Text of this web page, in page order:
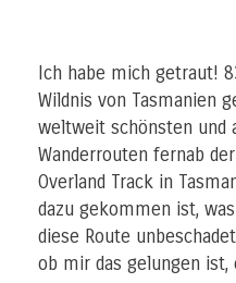
Ich habe mich getraut!
Wildnis von Tasmanien
weltweit schönsten und
Wanderrouten fernab
Overland Track in
dazu gekommen ist,
diese Route
ob mir das gelungen